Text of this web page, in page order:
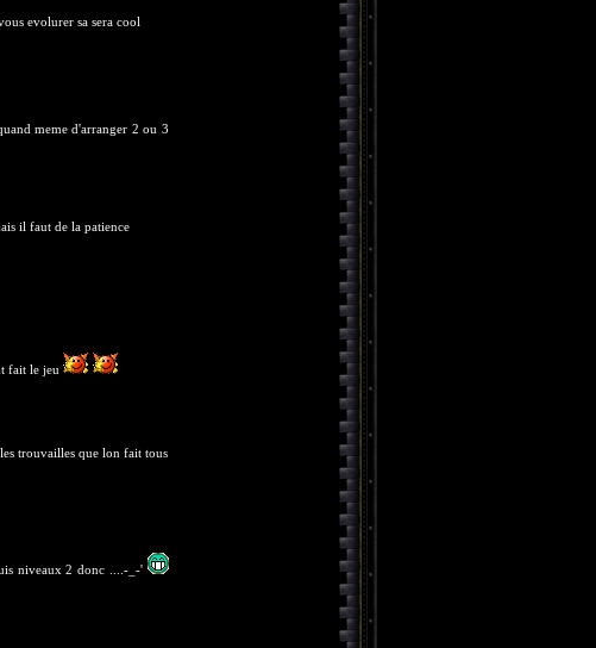
evolurer sa sera cool
meme d'arranger 2 ou 3
il faut de la patience
fait le jeu
trouvailles que lon fait tous
niveaux 2 donc ....-_-'